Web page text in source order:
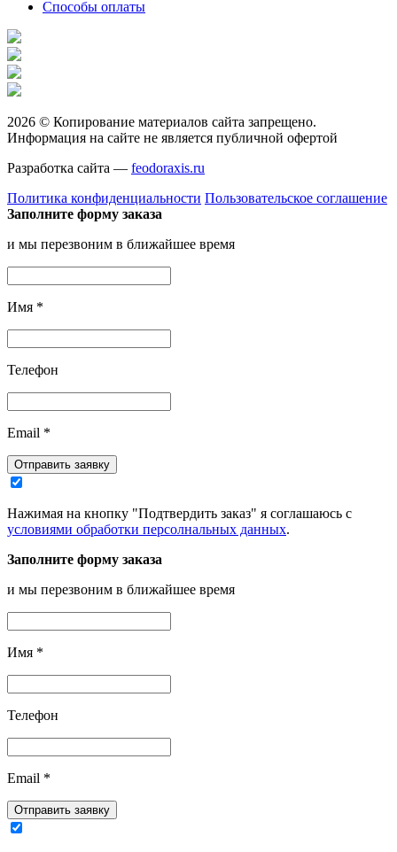
Способы оплаты
2026 © Копирование материалов сайта запрещено.
Информация на сайте не является публичной офертой
Разработка сайта — feodoraxis.ru
Политика конфиденциальности Пользовательское соглашение
Заполните форму заказа
и мы перезвоним в ближайшее время
Имя *
Телефон
Email *
Отправить заявку
Нажимая на кнопку "Подтвердить заказ" я соглашаюсь с
условиями обработки персолнальных данных.
Заполните форму заказа
и мы перезвоним в ближайшее время
Имя *
Телефон
Email *
Отправить заявку